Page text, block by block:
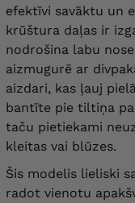
100G
100H
100I
100J
efektīvi savāktu un
krūštura daļas ir
nodrošina labu
aizmugurē ar
aizdari, kas ļauj
bantīte pie tiltiņa
taču pietiekami
kleitas vai blūzes.
Šis modelis lieliski
radot vienotu